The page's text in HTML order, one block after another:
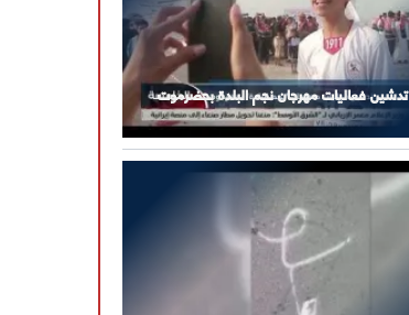
تدشين فعاليات مهرجان نجم البلدة بحضرموت